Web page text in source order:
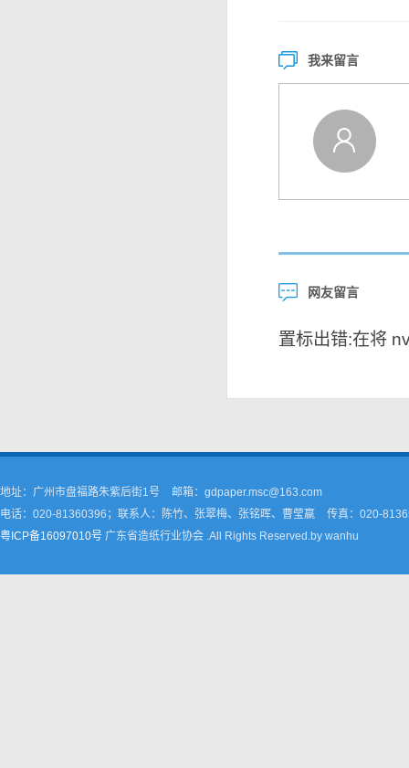
我来留言
网友留言
置标出错:在将
地址：广州市盘福路朱紫后街1号
邮箱：gdpaper.msc@163.com
电话：020-81360396；联系人：陈竹、张翠梅、张铭晖、曹莹嬴
传真：020-
粤ICP备16097010号 广东省造纸行业协会 .All Rights Reserved.by wanhu